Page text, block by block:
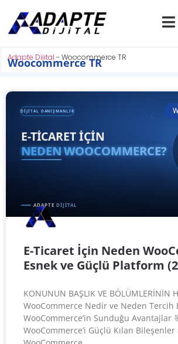
Adapte Dijital - Woocommerce TR
Woocommerce TR
E-Ticaret İçin Neden
Esnek ve Güçlü Platform
KONUNUN BAŞLIK VE BÖLÜMLERİNİN
WooCommerce Nedir ve Neden Tercih
WooCommerce’in Sunduğu Avantajlar
WooCommerce’i Güçlü Kılan Bileşenler